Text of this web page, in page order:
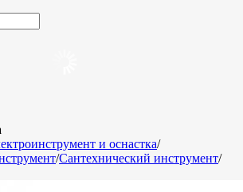
и оснастка/
/Сантехнический инструмент/